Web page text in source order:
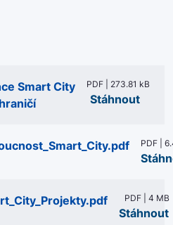
Smart City
PDF | 273.81 kB
Stáhnout
PDF |
PDF | 4 MB
Stáhnout